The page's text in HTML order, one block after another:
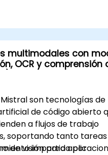
multimodales con
OCR y comprensión
son tecnologías de
de código abierto
a flujos de trabajo
soportando tanto
de visión para
impartido por